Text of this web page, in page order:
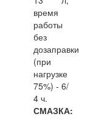
время
работы
без
дозаправки
(при
нагрузке
75%) - 6/
4 ч.
СМАЗКА: